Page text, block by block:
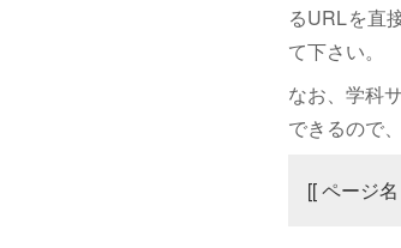
るURLを直
て下さい。
なお、学科
できるので
[[ ページ